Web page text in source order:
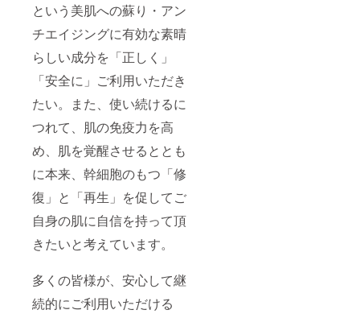
という美肌への蘇り・アン
チエイジングに有効な素晴
らしい成分を「正しく」
「安全に」ご利用いただき
たい。また、使い続けるに
つれて、肌の免疫力を高
め、肌を覚醒させるととも
に本来、幹細胞のもつ「修
復」と「再生」を促してご
自身の肌に自信を持って頂
きたいと考えています。
多くの皆様が、安心して継
続的にご利用いただける